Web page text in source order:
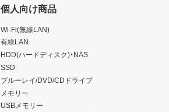
個人向け商品
Wi-Fi(無線LAN)
有線LAN
HDD(ハードディスク)・NAS
SSD
ブルーレイ/DVD/CDドライブ
メモリー
USBメモリー